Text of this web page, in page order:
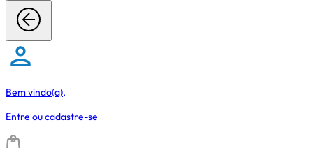
Bem vindo(a),
Entre oucadastre-se